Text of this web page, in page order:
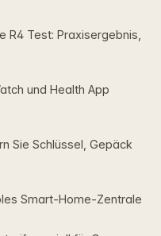
R4 Test: Praxisergebnis,
und Health App
Sie Schlüssel, Gepäck
Smart‑Home‑Zentrale